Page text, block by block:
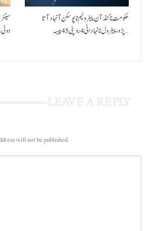
حکومت نا کنڈ آن پیٹرولیم نا پوسکن آ نہاد آتا
پڑو،پیٹرول نا نہاد اٹی 4 روپئی 45 پیسہ…
will not be published.